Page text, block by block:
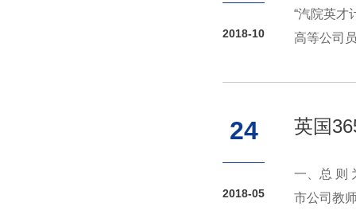
2018-10
“汽院英才
高等公司
24
2018-05
英国
一、总 则
市公司教